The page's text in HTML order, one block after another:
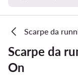
Scarpe da
Scarpe da
On